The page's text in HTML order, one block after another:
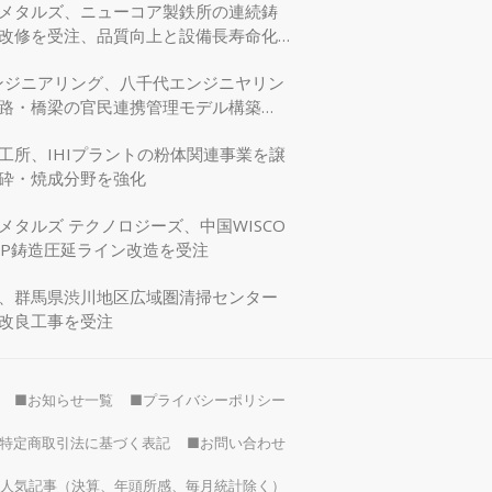
タルズ、ニューコア製鉄所の連続鋳
修を受注、品質向上と設備長寿命化
ジニアリング、八千代エンジニヤリン
・橋梁の官民連携管理モデル構築
所、IHIプラントの粉体関連事業を譲
・焼成分野を強化
タルズ テクノロジーズ、中国WISCO
鋳造圧延ライン改造を受注
群馬県渋川地区広域圏清掃センター
良工事を受注
■お知らせ一覧 ■プライバシーポリシー
定商取引法に基づく表記 ■お問い合わせ
記事（決算、年頭所感、毎月統計除く）